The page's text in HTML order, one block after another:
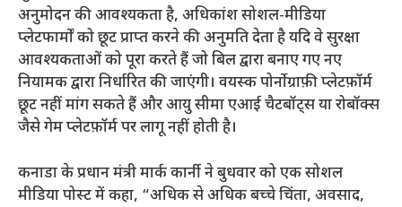
अनुमोदन की आवश्यकता है, अधिकांश सोशल-मीडिया
प्लेटफार्मों को छूट प्राप्त करने की अनुमति देता है यदि वे सुरक्षा
आवश्यकताओं को पूरा करते हैं जो बिल द्वारा बनाए गए नए
नियामक द्वारा निर्धारित की जाएंगी। वयस्क पोर्नोग्राफ़ी प्लेटफ़ॉर्म
छूट नहीं मांग सकते हैं और आयु सीमा एआई चैटबॉट्स या रोबॉक्स
जैसे गेम प्लेटफ़ॉर्म पर लागू नहीं होती है।
कनाडा के प्रधान मंत्री मार्क कार्नी ने बुधवार को एक सोशल
मीडिया पोस्ट में कहा, “अधिक से अधिक बच्चे चिंता, अवसाद,